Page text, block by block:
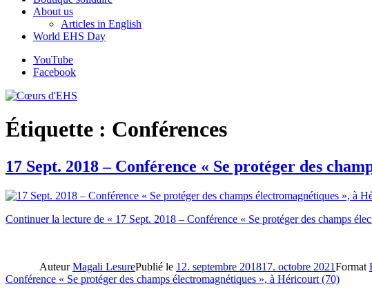
About us
Articles in English
World EHS Day
YouTube
Facebook
Étiquette : Conférences
17 Sept. 2018 – Conférence « Se protéger des
Continuer la lecture de « 17 Sept. 2018 – Conférence « Se protéger des champs
AuteurMagali LesurePublié le 12. septembre 201817. octobre 2021Format
Conférence « Se protéger des champs électromagnétiques », à Héricourt (70)